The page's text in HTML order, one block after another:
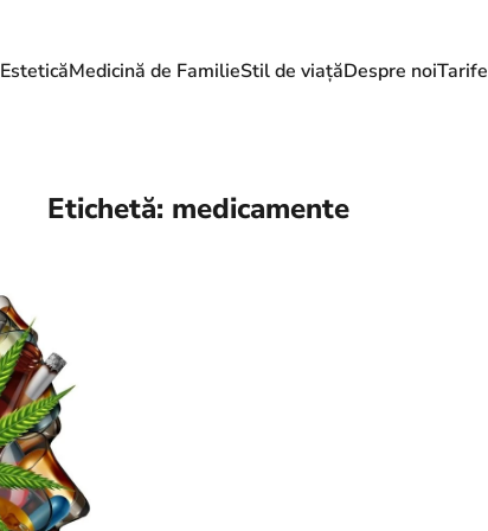
EsteticăMedicină de FamilieStil de viațăDespre noiTarife
Etichetă: medicamente